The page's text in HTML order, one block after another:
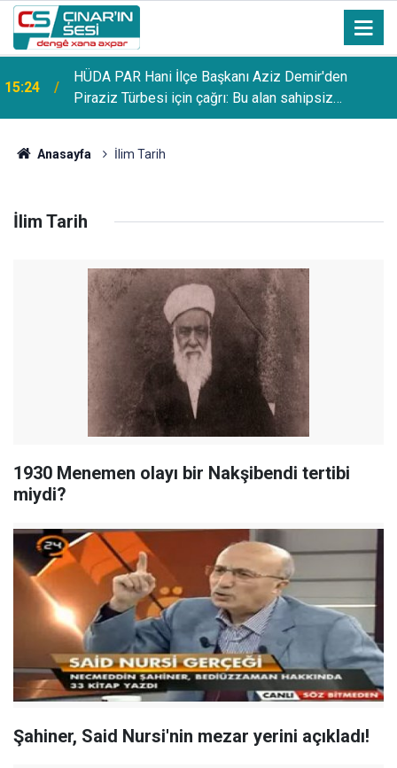
15:24
HÜDA PAR Hani İlçe Başkanı Aziz Demir'den
Piraziz Türbesi için çağrı: Bu alan sahipsiz
bırakılmamalı
Anasayfa İlim Tarih
İlim Tarih
1930 Menemen olayı bir Nakşibendi tertibi
miydi?
Şahiner, Said Nursi'nin mezar yerini açıkladı!